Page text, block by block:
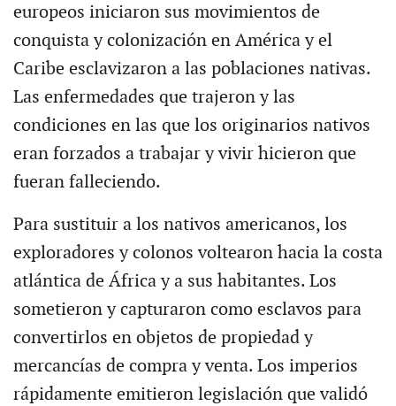
europeos iniciaron sus movimientos de
conquista y colonización en América y el
Caribe esclavizaron a las poblaciones nativas.
Las enfermedades que trajeron y las
condiciones en las que los originarios nativos
eran forzados a trabajar y vivir hicieron que
fueran falleciendo.
Para sustituir a los nativos americanos, los
exploradores y colonos voltearon hacia la costa
atlántica de África y a sus habitantes. Los
sometieron y capturaron como esclavos para
convertirlos en objetos de propiedad y
mercancías de compra y venta. Los imperios
rápidamente emitieron legislación que validó